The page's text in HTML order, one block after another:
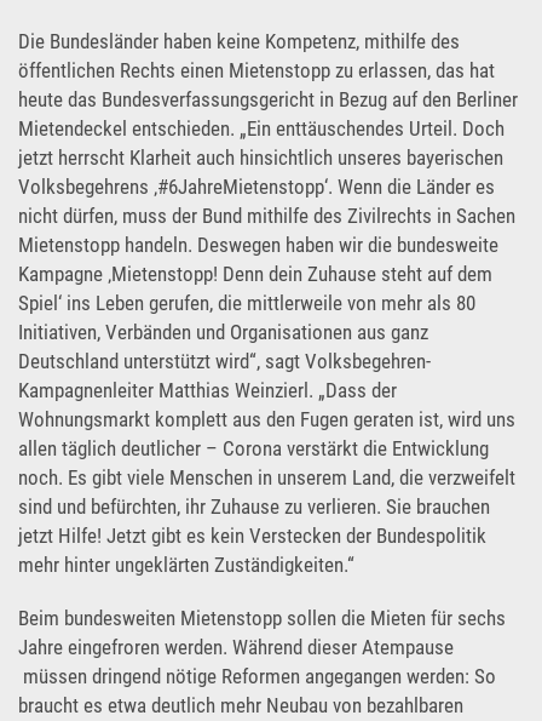
Die Bundesländer haben keine Kompetenz, mithilfe des
öffentlichen Rechts einen Mietenstopp zu erlassen, das hat
heute das Bundesverfassungsgericht in Bezug auf den Berliner
Mietendeckel entschieden. „Ein enttäuschendes Urteil. Doch
jetzt herrscht Klarheit auch hinsichtlich unseres bayerischen
Volksbegehrens ‚#6JahreMietenstopp‘. Wenn die Länder es
nicht dürfen, muss der Bund mithilfe des Zivilrechts in Sachen
Mietenstopp handeln. Deswegen haben wir die bundesweite
Kampagne ‚Mietenstopp! Denn dein Zuhause steht auf dem
Spiel‘ ins Leben gerufen, die mittlerweile von mehr als 80
Initiativen, Verbänden und Organisationen aus ganz
Deutschland unterstützt wird“, sagt Volksbegehren-
Kampagnenleiter Matthias Weinzierl. „Dass der
Wohnungsmarkt komplett aus den Fugen geraten ist, wird uns
allen täglich deutlicher – Corona verstärkt die Entwicklung
noch. Es gibt viele Menschen in unserem Land, die verzweifelt
sind und befürchten, ihr Zuhause zu verlieren. Sie brauchen
jetzt Hilfe! Jetzt gibt es kein Verstecken der Bundespolitik
mehr hinter ungeklärten Zuständigkeiten.“
Beim bundesweiten Mietenstopp sollen die Mieten für sechs
Jahre eingefroren werden. Während dieser Atempause
müssen dringend nötige Reformen angegangen werden: So
braucht es etwa deutlich mehr Neubau von bezahlbaren